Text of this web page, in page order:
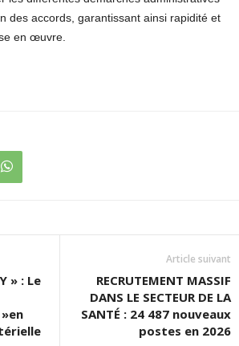
des accords, garantissant ainsi rapidité et
en œuvre.
» : Le
Article suivant
RECRUTEMENT MASSIF
DANS LE SECTEUR DE LA
SANTÉ : 24 487 nouveaux
postes en 2026